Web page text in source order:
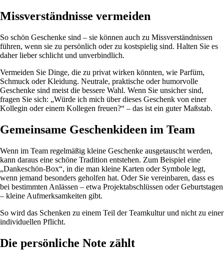
Missverständnisse vermeiden
So schön Geschenke sind – sie können auch zu Missverständnissen
führen, wenn sie zu persönlich oder zu kostspielig sind. Halten Sie es
daher lieber schlicht und unverbindlich.
Vermeiden Sie Dinge, die zu privat wirken könnten, wie Parfüm,
Schmuck oder Kleidung. Neutrale, praktische oder humorvolle
Geschenke sind meist die bessere Wahl. Wenn Sie unsicher sind,
fragen Sie sich: „Würde ich mich über dieses Geschenk von einer
Kollegin oder einem Kollegen freuen?“ – das ist ein guter Maßstab.
Gemeinsame Geschenkideen im Team
Wenn im Team regelmäßig kleine Geschenke ausgetauscht werden,
kann daraus eine schöne Tradition entstehen. Zum Beispiel eine
„Dankeschön-Box“, in die man kleine Karten oder Symbole legt,
wenn jemand besonders geholfen hat. Oder Sie vereinbaren, dass es
bei bestimmten Anlässen – etwa Projektabschlüssen oder Geburtstagen
– kleine Aufmerksamkeiten gibt.
So wird das Schenken zu einem Teil der Teamkultur und nicht zu einer
individuellen Pflicht.
Die persönliche Note zählt